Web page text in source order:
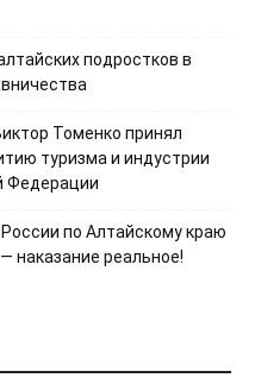
подростков в
Томенко принял
туризма и индустрии
Федерации
по Алтайскому краю
наказание реальное!